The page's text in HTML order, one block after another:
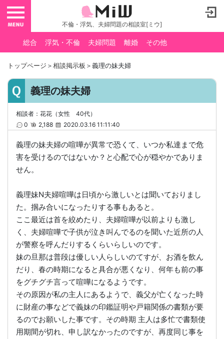
toggle navigation
不倫・浮気、夫婦問題の相談室[ミウ]
総合 浮気・不倫 夫婦問題 離婚 その他
トップページ ＞相談掲示板 ＞義理の妹夫婦
義理の妹夫婦
相談者：花花（女性 40代）
0
2,188 2020.03.16 11:11:40
義理の妹夫婦の喧嘩が異常で恐くて、いつか私達まで危
害を受けるのではないか？と心配で心が穏やかでありま
せん。
義理妹N夫婦喧嘩は日頃から激しいとは聞いておりまし
た。掴み合いになったりする事もあると。
ここ最近は首を絞めたり、夫婦喧嘩が以前よりも激し
く、夫婦喧嘩で子供が泣き叫んでるのを聞いた近所の人
が警察を呼んだりするくらいらしいのです。
妹の旦那は普段は優しい人らしいのてすが、お酒を飲ん
だり、春の時期になると具合が悪くなり、何年も前の事
をグチグチ言って喧嘩になるようです。
その原因が私の主人にあるようで、義父が亡くなった時
に財産の事などで義妹の印鑑証明や戸籍関係の書類が要
るのでお願いした事です。その時期 主人は多忙で書類使
用期間が切れ、申し訳なかったのですが、再度同じ事を